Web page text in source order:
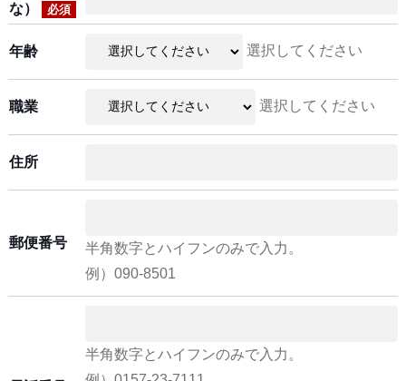
な）
必須
年齢 選択してください
職業 選択してください
住所
郵便番号
半角数字とハイフンのみで入力。
例）090-8501
半角数字とハイフンのみで入力。